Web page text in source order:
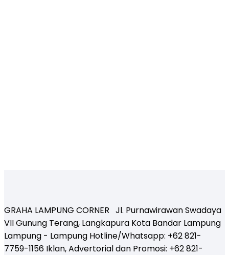
GRAHA LAMPUNG CORNER Jl. Purnawirawan Swadaya
VII Gunung Terang, Langkapura Kota Bandar Lampung
Lampung - Lampung Hotline/Whatsapp: +62 821-
7759-1156 Iklan, Advertorial dan Promosi: +62 821-